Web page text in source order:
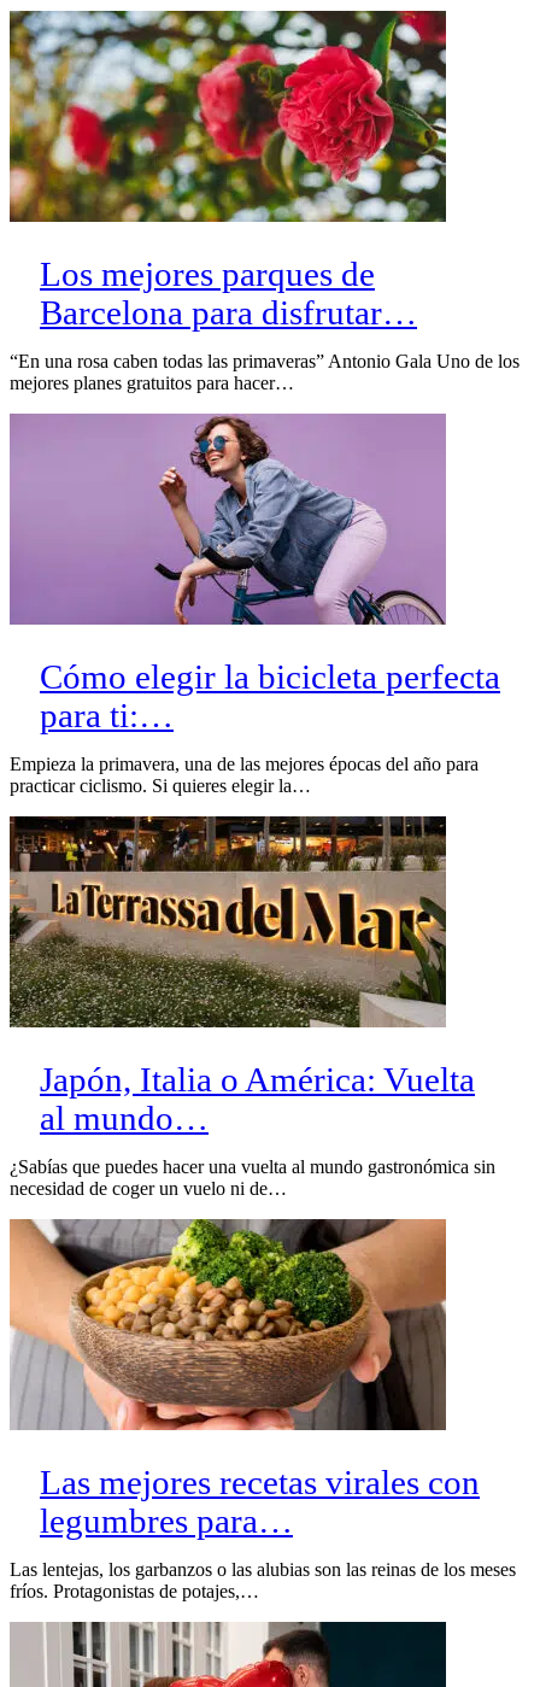
Los mejores parques de
Barcelona para disfrutar…
“En una rosa caben todas las primaveras” Antonio Gala Uno de los
mejores planes gratuitos para hacer…
Cómo elegir la bicicleta perfecta
para ti:…
Empieza la primavera, una de las mejores épocas del año para
practicar ciclismo. Si quieres elegir la…
Japón, Italia o América: Vuelta
al mundo…
¿Sabías que puedes hacer una vuelta al mundo gastronómica sin
necesidad de coger un vuelo ni de…
Las mejores recetas virales con
legumbres para…
Las lentejas, los garbanzos o las alubias son las reinas de los meses
fríos. Protagonistas de potajes,…